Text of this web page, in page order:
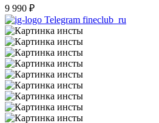
9 990 ₽
Telegram fineclub_ru